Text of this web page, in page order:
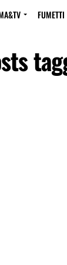
FUMETTI